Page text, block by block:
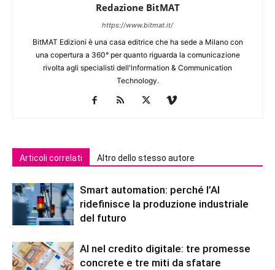
Redazione BitMAT
https://www.bitmat.it/
BitMAT Edizioni è una casa editrice che ha sede a Milano con
una copertura a 360° per quanto riguarda la comunicazione
rivolta agli specialisti dell'lnformation & Communication
Technology.
Articoli correlati Altro dello stesso autore
Smart automation: perché l’AI
ridefinisce la produzione industriale
del futuro
AI nel credito digitale: tre promesse
concrete e tre miti da sfatare